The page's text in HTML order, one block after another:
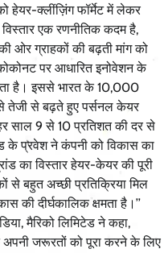
हेयर-क्लींज़िंग फॉर्मेट में लेकर
एक रणनीतिक कदम है,
ओर ग्राहकों की बढ़ती मांग को
पर आधारित इनोवेशन के
है। इससे भारत के 10,000
से बढ़ते हुए पर्सनल केयर
साल 9 से 10 प्रतिशत की दर से
के प्रवेश ने कंपनी को विकास का
का विस्तार हेयर-केयर की पूरी
से बहुत अच्छी प्रतिक्रिया मिल
की दीर्घकालिक क्षमता है।’’
मैरिको लिमिटेड ने कहा,
अपनी जरूरतों को पूरा करने के लिए